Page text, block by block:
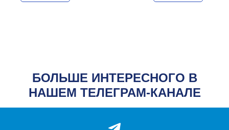
БОЛЬШЕ ИНТЕРЕСНОГО В
НАШЕМ ТЕЛЕГРАМ-КАНАЛЕ
О компании
КОНТАКТЫ